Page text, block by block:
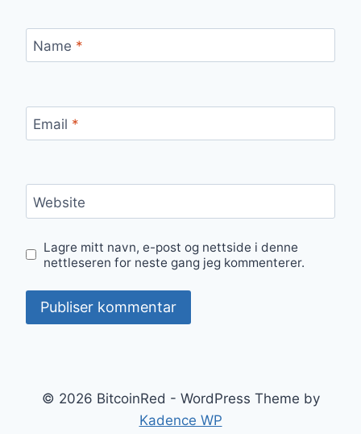
Name *
Email *
Website
Lagre mitt navn, e-post og nettside i denne
nettleseren for neste gang jeg kommenterer.
© 2026 BitcoinRed - WordPress Theme by
Kadence WP